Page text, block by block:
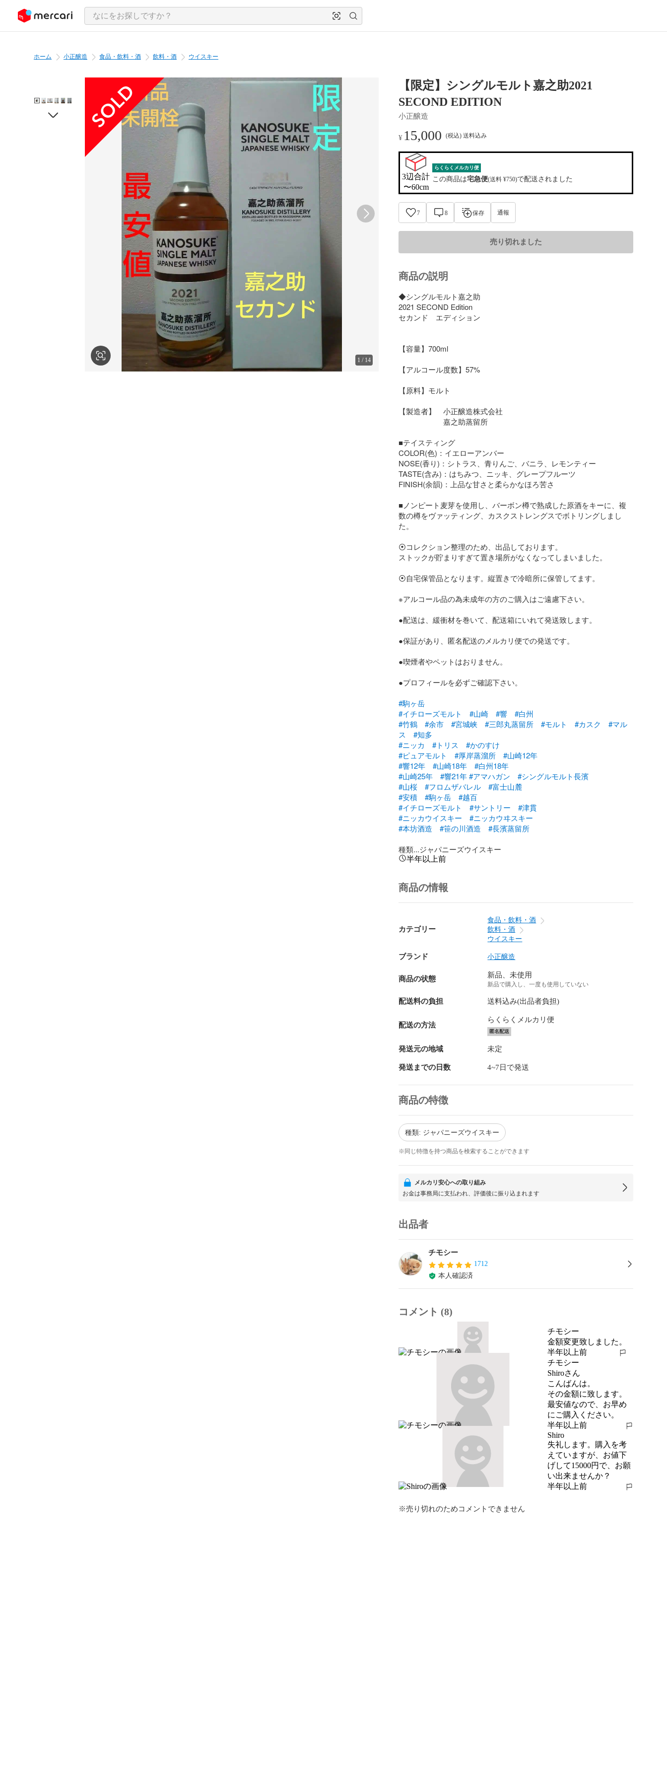
ツにスキップ
ホーム 小正醸造 食品・飲料・酒 飲料・酒 ウイスキー
1 / 14
【限定】シングルモルト嘉之助2021
SECOND EDITION
小正醸造
¥ 15,000 (税込) 送料込み
3辺合計
〜60cm
らくらくメルカリ便
この商品は宅急便(送料 ¥750)で配送されました
7 8 保存 通報
売り切れました
商品の説明
◆シングルモルト嘉之助
2021 SECOND Edition
セカンド　エディション
【容量】700ml
【アルコール度数】57%
【原料】モルト
【製造者】　小正醸造株式会社
嘉之助蒸留所
■テイスティング
COLOR(色)：イエローアンバー
NOSE(香り)：シトラス、青りんご、バニラ、レモンティー
TASTE(含み)：はちみつ、ニッキ、グレープフルーツ
FINISH(余韻)：上品な甘さと柔らかなほろ苦さ
■ノンピート麦芽を使用し、バーボン樽で熟成した原酒をキーに、複
数の樽をヴァッティング、カスクストレングスでボトリングしまし
た。
⦿コレクション整理のため、出品しております。
ストックが貯まりすぎて置き場所がなくなってしまいました。
⦿自宅保管品となります。縦置きで冷暗所に保管してます。
※アルコール品の為未成年の方のご購入はご遠慮下さい。
●配送は、緩衝材を巻いて、配送箱にいれて発送致します。
●保証があり、匿名配送のメルカリ便での発送です。
●喫煙者やペットはおりません。
●プロフィールを必ずご確認下さい。
#駒ヶ岳
#イチローズモルト
#山崎 #響
#白州
#竹鶴
#余市 #宮城峡 #三郎丸蒸留所 #モルト #カスク
#マル
ス
#知多
#ニッカ
#トリス
#かのすけ
#ピュアモルト
#厚岸蒸溜所
#山崎12年
#響12年
#山崎18年
#白州18年
#山崎25年
#響21年 #アマハガン
#シングルモルト長濱
#山桜
#フロムザバレル
#富士山麓
#安積
#駒ヶ岳
#越百
#イチローズモルト
#サントリー
#津貫
#ニッカウイスキー
#ニッカウヰスキー
#本坊酒造
#笹の川酒造
#長濱蒸留所
種類...ジャパニーズウイスキー
半年以上前
商品の情報
カテゴリー
食品・飲料・酒
飲料・酒
ウイスキー
ブランド 小正醸造
商品の状態 新品、未使用
新品で購入し、一度も使用していない
配送料の負担 送料込み(出品者負担)
配送の方法
らくらくメルカリ便
匿名配送
発送元の地域 未定
発送までの日数 4~7日で発送
商品の特徴
種類: ジャパニーズウイスキー
※同じ特徴を持つ商品を検索することができます
メルカリ安心への取り組み
お金は事務局に支払われ、評価後に振り込まれます
出品者
チモシー
1712
本人確認済
コメント (8)
チモシー
金額変更致しました。
半年以上前
報告する
チモシー
Shiroさん
こんばんは。
その金額に致します。
最安値なので、お早め
にご購入ください。
半年以上前
報告する
Shiro
失礼します。購入を考
えていますが、お値下
げして15000円で、お願
い出来ませんか？
半年以上前
報告する
※売り切れのためコメントできません